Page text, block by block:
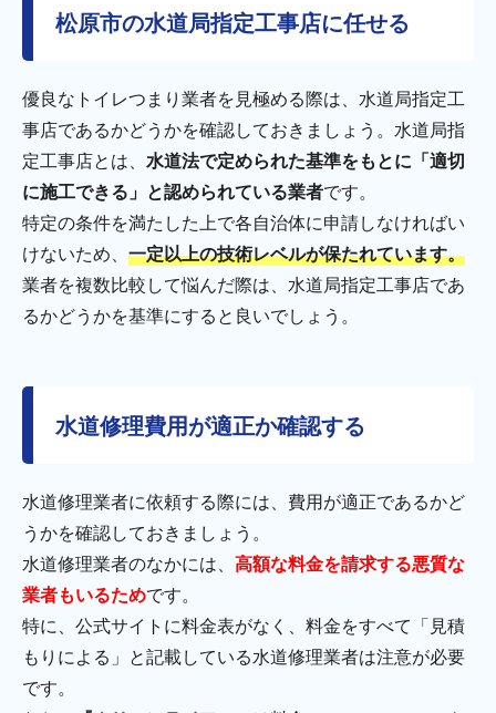
松原市の水道局指定工事店に任せる
優良なトイレつまり業者を見極める際は、水道局指定工
事店であるかどうかを確認しておきましょう。水道局指
定工事店とは、 水道法で定められた基準をもとに「適切
に施工できる」と認められている業者です。
特定の条件を満たした上で各自治体に申請しなければい
けないため、 一定以上の技術レベルが保たれています。
業者を複数比較して悩んだ際は、水道局指定工事店であ
るかどうかを基準にすると良いでしょう。
水道修理費用が適正か確認する
水道修理業者に依頼する際には、費用が適正であるかど
うかを確認しておきましょう。
水道修理業者のなかには、 高額な料金を請求する悪質な
業者もいるためです。
特に、公式サイトに料金表がなく、料金をすべて「見積
もりによる」と記載している水道修理業者は注意が必要
です。